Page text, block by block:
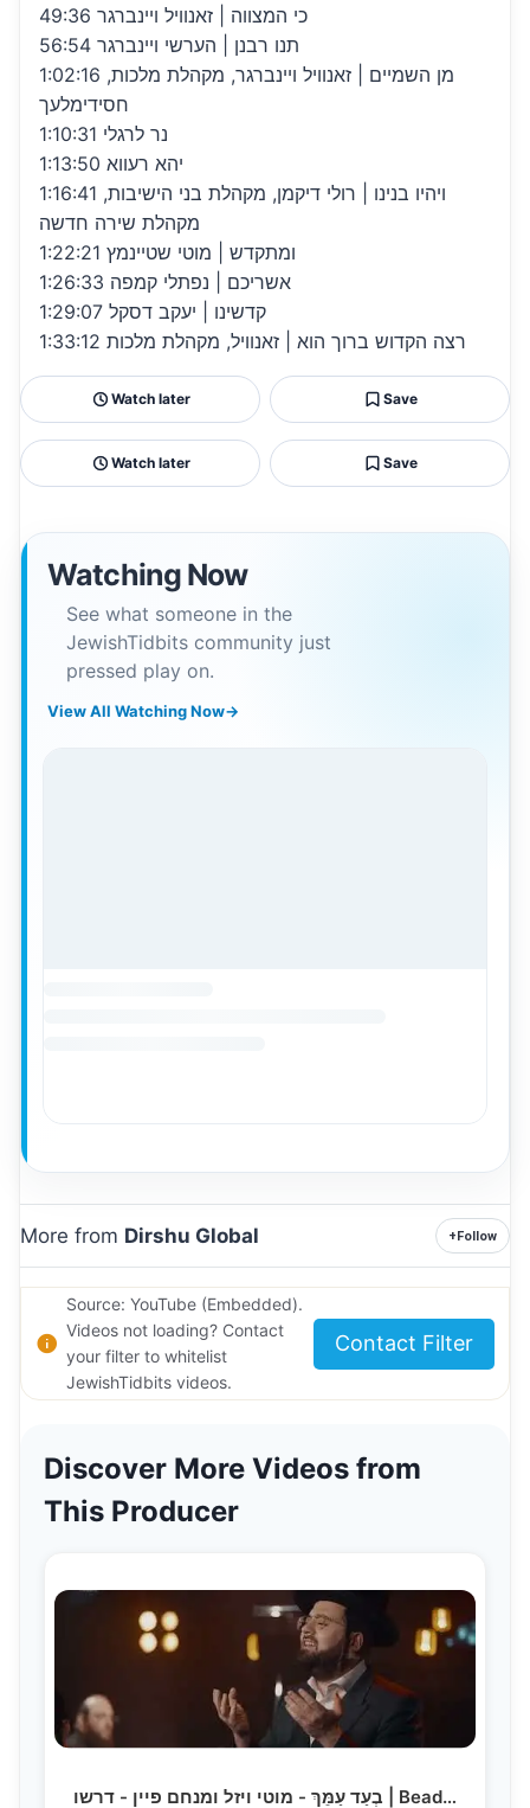
49:36 כי המצווה | זאנוויל ויינברגר
56:54 תנו רבנן | הערשי ויינברגר
1:02:16 מן השמיים | זאנוויל ויינברגר, מקהלת מלכות,
חסידימלעך
1:10:31 נר לרגלי
1:13:50 יהא רעווא
1:16:41 ויהיו בנינו | רולי דיקמן, מקהלת בני הישיבות,
מקהלת שירה חדשה
1:22:21 ומתקדש | מוטי שטיינמץ
1:26:33 אשריכם | נפתלי קמפה
1:29:07 קדשינו | יעקב דסקל
1:33:12 רצה הקדוש ברוך הוא | זאנוויל, מקהלת מלכות
Watch later Save
Watch later Save
Watching Now
See what someone in the
JewishTidbits community just
pressed play on.
View All Watching Now→
More from Dirshu Global +Follow
Source: YouTube (Embedded).
Videos not loading? Contact
your filter to whitelist
JewishTidbits videos.
Contact Filter
Discover More Videos from
This Producer
בְעַד עַמֵּךְ - מוטי ויזל ומנחם פיין - דרשו | Bead…